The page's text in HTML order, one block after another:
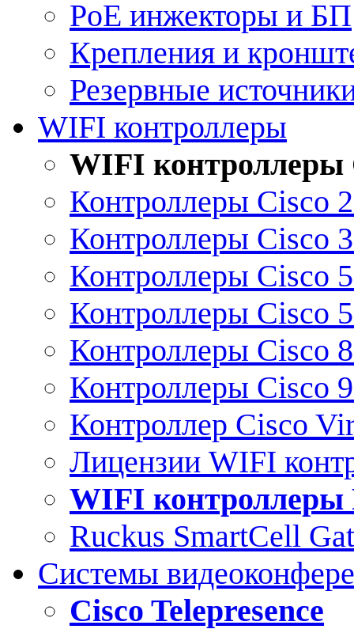
PoE инжекторы и БП
Крепления и
Резервные
WIFI контроллеры
WIFI контроллеры
Контроллеры Cisco
Контроллеры Cisco
Контроллеры Cisco
Контроллеры Cisco
Контроллеры Cisco
Контроллеры Cisco
Контроллер Cisco
Лицензии WIFI
WIFI контроллеры
Ruckus SmartCell
Системы
Cisco Telepresence